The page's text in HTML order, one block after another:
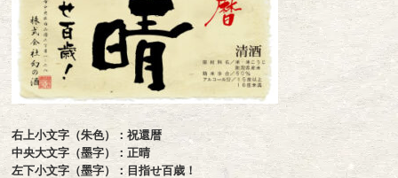
右上小文字（朱色）：祝還暦
中央大文字（墨字）：正晴
左下小文字（墨字）：目指せ百歳！